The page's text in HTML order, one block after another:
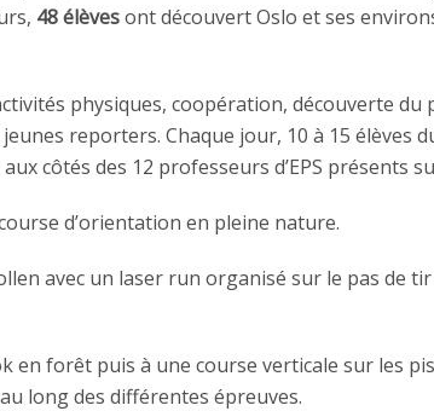
48 élèvesont découvert Oslo et ses
physiques, coopération, découverte
reporters. Chaque jour, 10 à 15 élèves
côtés des 12 professeurs d’EPS présents
d’orientation en pleine nature.
avec un laser run organisé sur le pas de
en forêt puis à une course verticale sur les
long des différentes épreuves.